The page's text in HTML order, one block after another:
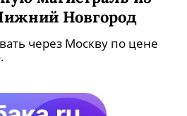
Новгород
через Москву по цене